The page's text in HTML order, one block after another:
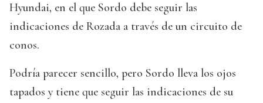
Hyundai, en el que Sordo debe seguir las
indicaciones de Rozada a través de un circuito de
conos.
Podría parecer sencillo, pero Sordo lleva los ojos
tapados y tiene que seguir las indicaciones de su